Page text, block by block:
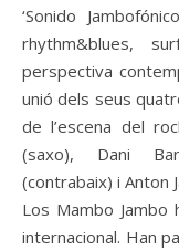
‘Sonido
rhythm&blues,
perspectiva
unió dels seus
de l’escena del
(saxo), Dani
(contrabaix) i Anton
Los Mambo Jambo
internacional. Han